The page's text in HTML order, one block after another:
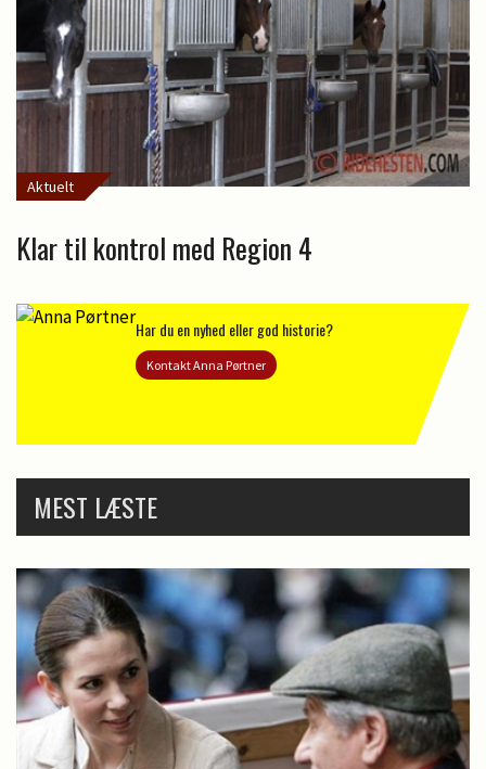
Aktuelt
Klar til kontrol med Region 4
Har du en nyhed eller god historie?
Kontakt Anna Pørtner
MEST LÆSTE